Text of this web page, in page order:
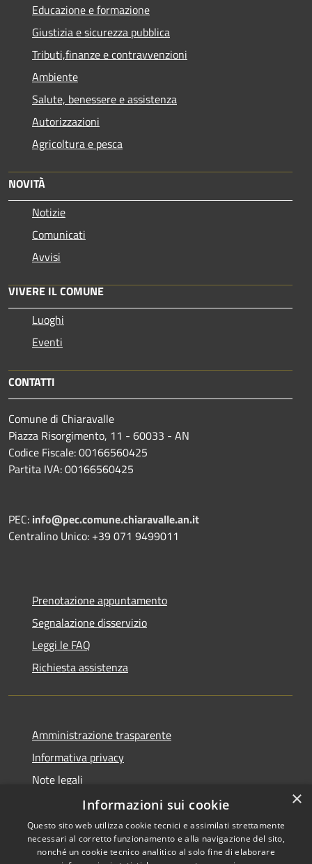
Educazione e formazione
Giustizia e sicurezza pubblica
Tributi,finanze e contravvenzioni
Ambiente
Salute, benessere e assistenza
Autorizzazioni
Agricoltura e pesca
NOVITÀ
Notizie
Comunicati
Avvisi
VIVERE IL COMUNE
Luoghi
Eventi
CONTATTI
Comune di Chiaravalle
Piazza Risorgimento, 11 - 60033 - AN
Codice Fiscale: 00166560425
Partita IVA: 00166560425
PEC: info@pec.comune.chiaravalle.an.it
Centralino Unico: +39 071 9499011
Prenotazione appuntamento
Segnalazione disservizio
Leggi le FAQ
Richiesta assistenza
Amministrazione trasparente
Informativa privacy
Note legali
Dichiarazione di accessibilità
×
Informazioni sui cookie
Questo sito web utilizza cookie tecnici e assimilati strettamente
necessari al corretto funzionamento e alla navigazione del sito,
nonché un cookie tecnico analitico al solo fine di elaborare